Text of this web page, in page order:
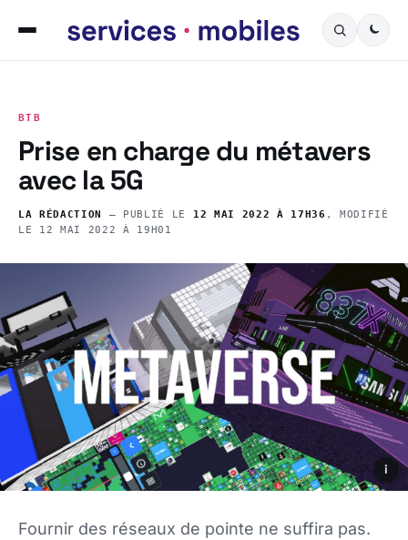
BTB
Prise en charge du métavers
avec la 5G
LA RÉDACTION — PUBLIÉ LE 12 MAI 2022 À 17H36 , MODIFIÉ
LE 12 MAI 2022 À 19H01
i
Fournir des réseaux de pointe ne suffira pas.